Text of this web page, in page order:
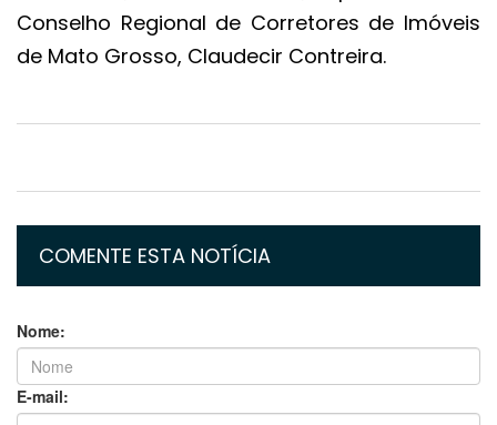
Conselho Regional de Corretores de Imóveis
de Mato Grosso, Claudecir Contreira.
COMENTE ESTA NOTÍCIA
Nome:
E-mail: